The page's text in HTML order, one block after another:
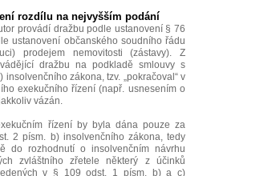
rozdílu na nejvyšším podání
provádí dražbu podle ustanovení § 76
ustanovení občanského soudního řádu
prodejem nemovitosti (zástavy). Z
dražbu na podkladě smlouvy s
zákona, tzv. „pokračoval“ v
exekučního řízení (např. usnesením o
vázán.
řízení by byla dána pouze za
2 písm. b) insolvenčního zákona, tedy
do rozhodnutí o insolvenčním návrhu
zvláštního zřetele některý z účinků
v § 109 odst. 1 písm. b) a c)